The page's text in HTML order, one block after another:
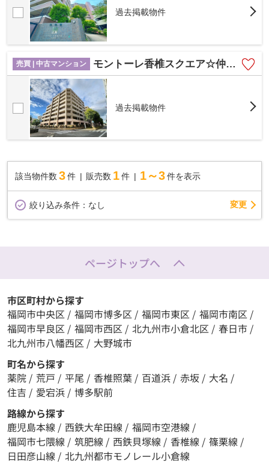
過去掲載物件
売買 | 中古マンション モントーレ香椎スクエア☆仲介手数料無料☆
過去掲載物件
該当物件数 3件 販売数 1 件 1～3 件を表示
絞り込み条件： なし 変更
ページトップへ
市区町村から探す
福岡市中央区 / 福岡市博多区 / 福岡市東区 / 福岡市南区 /
福岡市早良区 / 福岡市西区 / 北九州市小倉北区 / 春日市 /
北九州市八幡西区 / 大野城市
町名から探す
薬院 / 荒戸 / 平尾 / 香椎照葉 / 百道浜 / 赤坂 / 大名 /
住吉 / 愛宕浜 / 博多駅前
路線から探す
鹿児島本線 / 西鉄大牟田線 / 福岡市空港線 /
福岡市七隈線 / 筑肥線 / 西鉄貝塚線 / 香椎線 / 篠栗線 /
日田彦山線 / 北九州都市モノレール小倉線